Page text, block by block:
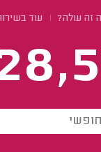
זה עולה? עוד